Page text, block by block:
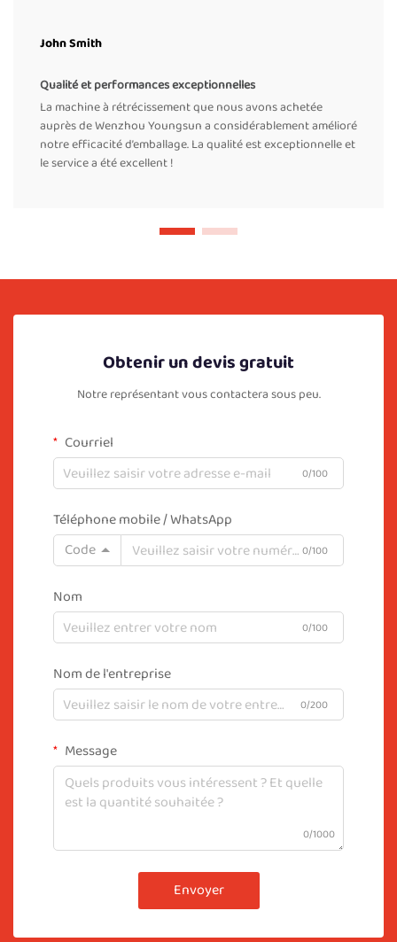
John Smith
Qualité et performances exceptionnelles
La machine à rétrécissement que nous avons achetée
auprès de Wenzhou Youngsun a considérablement amélioré
notre efficacité d’emballage. La qualité est exceptionnelle et
le service a été excellent !
Obtenir un devis gratuit
Notre représentant vous contactera sous peu.
Courriel
0/100
Téléphone mobile / WhatsApp
Code
0/100
Nom
0/100
Nom de l'entreprise
0/200
Message
0/1000
Envoyer